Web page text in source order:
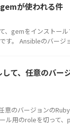
が使われる件
gemをインストー
す。 Ansibleのバージ
て、任意のバー
意のバージョンの
ル用のroleを切って